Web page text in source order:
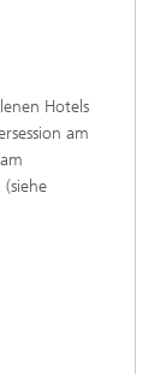
Hotels
am